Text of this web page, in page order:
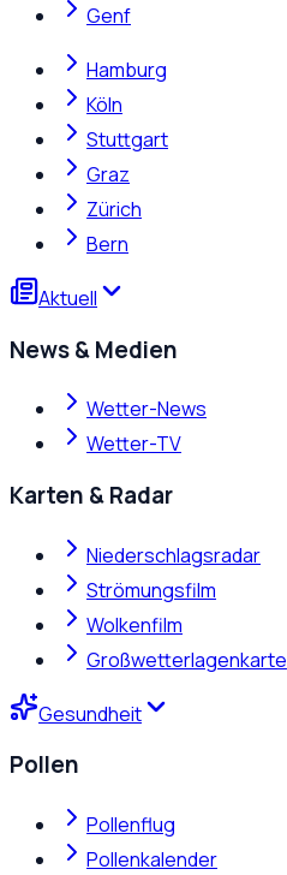
Genf
Hamburg
Köln
Stuttgart
Graz
Zürich
Bern
Aktuell
News & Medien
Wetter-News
Wetter-TV
Karten & Radar
Niederschlagsradar
Strömungsfilm
Wolkenfilm
Großwetterlagenkarte
Gesundheit
Pollen
Pollenflug
Pollenkalender